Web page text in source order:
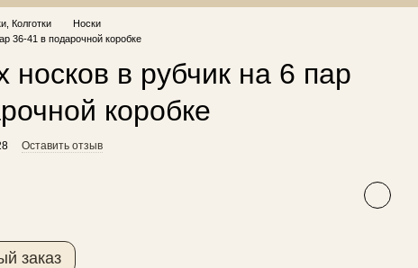
Колготки
Носки
36-41 в подарочной коробке
носков в рубчик на 6 пар
коробке
Оставить отзыв
заказ